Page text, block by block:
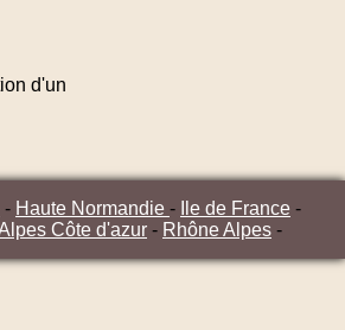
d'un
- Haute Normandie - Ile de France -
Côte d'azur - Rhône Alpes -